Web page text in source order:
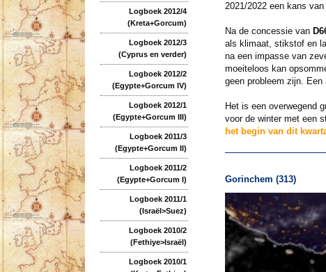
Logboek 2012/4
(Kreta+Gorcum)
Logboek 2012/3
(Cyprus en verder)
Logboek 2012/2
(Egypte+Gorcum IV)
Logboek 2012/1
(Egypte+Gorcum III)
Logboek 2011/3
(Egypte+Gorcum II)
Logboek 2011/2
(Egypte+Gorcum I)
Logboek 2011/1
(Israël>Suez)
Logboek 2010/2
(Fethiye>Israël)
Logboek 2010/1
2021/2022 een kans
Na de concessie van
als klimaat, stikstof en
na een impasse van
moeiteloos kan
geen probleem zijn.
Het is een overwegend
voor de winter met een
het begin van dit
Gorinchem (313)